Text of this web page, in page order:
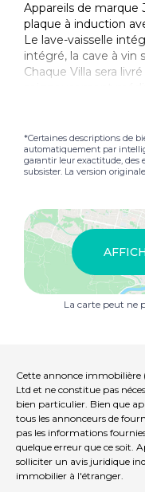
Appareils de marque
plaque à induction
Le lave-vaisselle
intégré, la cave à vin
Chaque Villa sera
soigneusement
arbustes et des
plantes aromatiques.
système d'irrigation
facile et une faible
de Espagne. Situé
Hacienda del Álamo
pour profiter de la
éventail
compris le terrain de
trous, une zone
de rugby, des courts
méditerranéenne, un
installations Autre
de jeux pour enfants
complexe se trouve
pittoresques avec
restaurants qui
L'aéroport de
*Certaines descriptions de
automatiquement par
garantir leur exactitude, des
subsister. La version
La carte peut ne
Cette annonce immobilière
Ltd et ne constitue pas
bien particulier. Bien que
tous les annonceurs de
pas les informations
quelque erreur que ce soit.
solliciter un avis juridique
immobilier à l'étranger.